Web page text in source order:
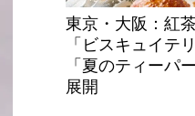
東京・大阪：紅
「ビスキュイテ
「夏のティーパ
展開